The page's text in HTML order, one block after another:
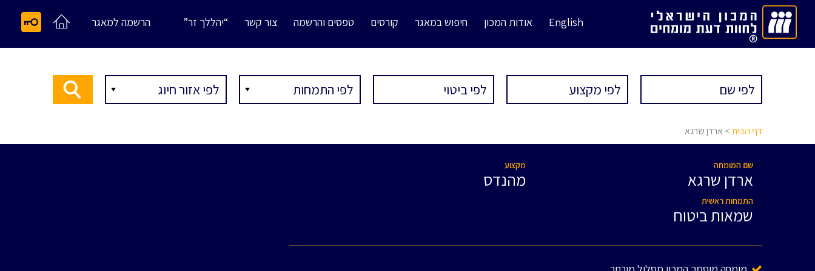
English אודות המכון חיפוש במאגר קורסים טפסים והרשמה צור קשר “יהללך זר” הרשמה למאגר
דף הבית> ארדן שרגא
שם המומחה
ארדן שרגא
התמחות ראשית
שמאות ביטוח
מקצוע
מהנדס